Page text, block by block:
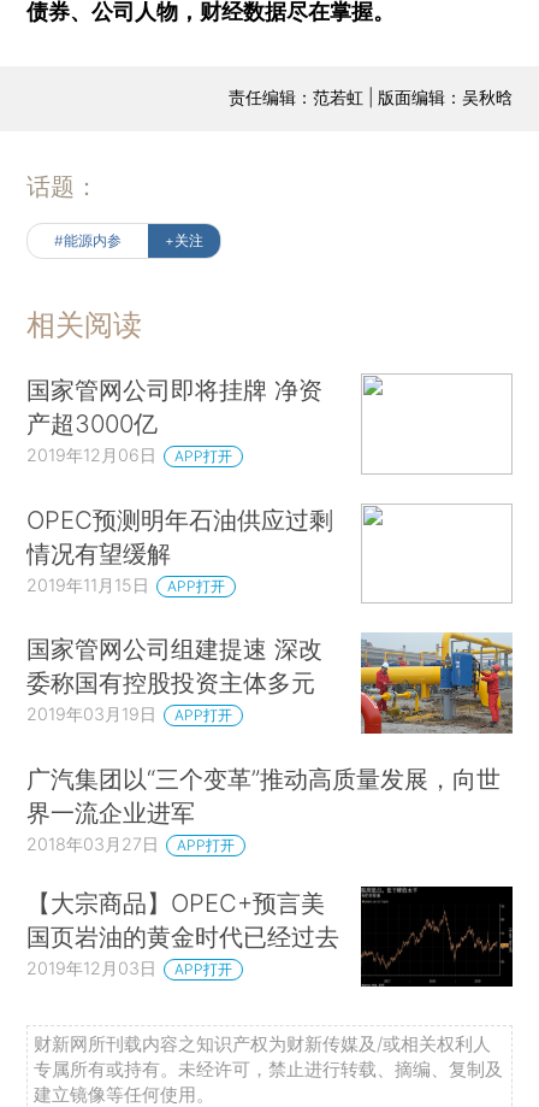
债券、公司人物，财经数据尽在掌握。
责任编辑：范若虹 | 版面编辑：吴秋晗
话题：
#能源内参 +关注
相关阅读
国家管网公司即将挂牌 净资
产超3000亿
2019年12月06日 APP打开
OPEC预测明年石油供应过剩
情况有望缓解
2019年11月15日 APP打开
国家管网公司组建提速 深改
委称国有控股投资主体多元
2019年03月19日 APP打开
广汽集团以“三个变革”推动高质量发展，向世
界一流企业进军
2018年03月27日 APP打开
【大宗商品】OPEC+预言美
国页岩油的黄金时代已经过去
2019年12月03日 APP打开
财新网所刊载内容之知识产权为财新传媒及/或相关权利人
专属所有或持有。未经许可，禁止进行转载、摘编、复制及
建立镜像等任何使用。